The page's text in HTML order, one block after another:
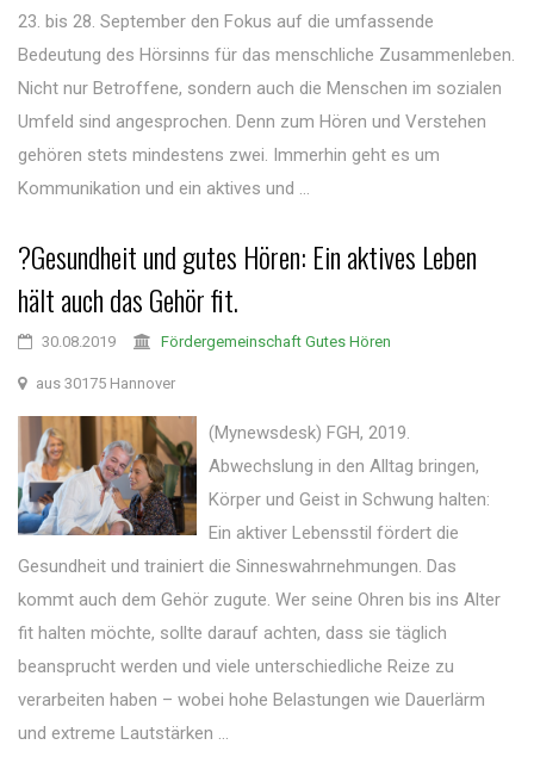
23. bis 28. September den Fokus auf die umfassende
Bedeutung des Hörsinns für das menschliche Zusammenleben.
Nicht nur Betroffene, sondern auch die Menschen im sozialen
Umfeld sind angesprochen. Denn zum Hören und Verstehen
gehören stets mindestens zwei. Immerhin geht es um
Kommunikation und ein aktives und ...
?Gesundheit und gutes Hören: Ein aktives Leben
hält auch das Gehör fit.
30.08.2019 Fördergemeinschaft Gutes Hören
aus 30175 Hannover
(Mynewsdesk) FGH, 2019.
Abwechslung in den Alltag bringen,
Körper und Geist in Schwung halten:
Ein aktiver Lebensstil fördert die
Gesundheit und trainiert die Sinneswahrnehmungen. Das
kommt auch dem Gehör zugute. Wer seine Ohren bis ins Alter
fit halten möchte, sollte darauf achten, dass sie täglich
beansprucht werden und viele unterschiedliche Reize zu
verarbeiten haben – wobei hohe Belastungen wie Dauerlärm
und extreme Lautstärken ...